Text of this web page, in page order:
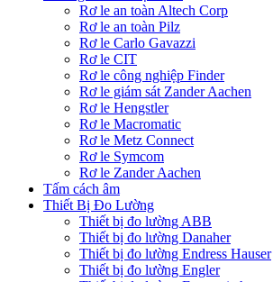
Rơ le an toàn Altech Corp
Rơ le an toàn Pilz
Rơ le Carlo Gavazzi
Rơ le CIT
Rơ le công nghiệp Finder
Rơ le giám sát Zander Aachen
Rơ le Hengstler
Rơ le Macromatic
Rơ le Metz Connect
Rơ le Symcom
Rơ le Zander Aachen
Tấm cách âm
Thiết Bị Đo Lường
Thiết bị đo lường ABB
Thiết bị đo lường Danaher
Thiết bị đo lường Endress Hauser
Thiết bị đo lường Engler